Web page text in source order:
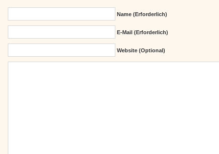
Name (erforderlich)
E-Mail (erforderlich)
Website (Optional)